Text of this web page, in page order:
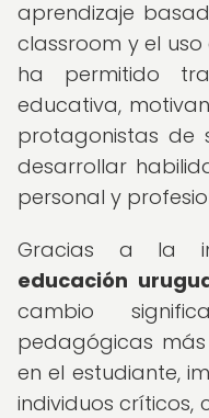
aprendizaje
classroom y el
ha permitido
educativa,
protagonistas de
desarrollar
personal y
Gracias a la
educación
cambio
pedagógicas
en el estudiante,
individuos críticos,